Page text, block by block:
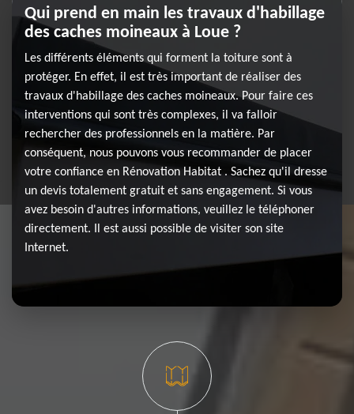
Qui prend en main les travaux d'habillage
des caches moineaux à Loue ?
Les différents éléments qui forment la toiture sont à
protéger. En effet, il est très important de réaliser des
travaux d'habillage des caches moineaux. Pour faire ces
interventions qui sont très complexes, il va falloir
rechercher des professionnels en la matière. Par
conséquent, nous pouvons vous recommander de placer
votre confiance en Rénovation Habitat . Sachez qu'il dresse
un devis totalement gratuit et sans engagement. Si vous
avez besoin d'autres informations, veuillez le téléphoner
directement. Il est aussi possible de visiter son site
Internet.